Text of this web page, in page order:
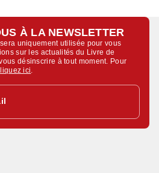
À LA NEWSLETTER
uniquement utilisée pour vous
sur les actualités du Livre de
désinscrire à tout moment. Pour
ici